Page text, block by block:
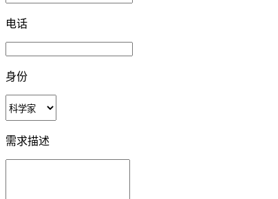
电话
身份
需求描述